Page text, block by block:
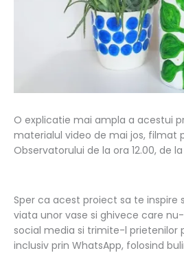
O explicatie mai ampla a acestui
materialul video de mai jos, filmat
Observatorului de la ora 12.00, de la
Sper ca acest proiect sa te inspire
viata unor vase si ghivece care
social media si trimite-l prietenilor
inclusiv prin WhatsApp, folosind